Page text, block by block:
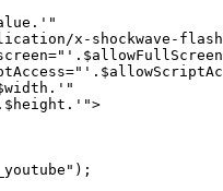
x-shockwave-